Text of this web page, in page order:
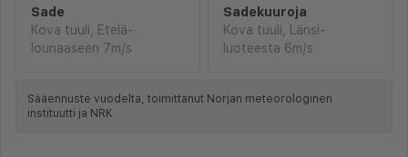
Sade
Kova tuuli, Etelä-
lounaaseen 7m/s
Sadekuuroja
Kova tuuli, Länsi-
luoteesta 6m/s
Sääennuste vuodelta, toimittanut Norjan meteorologinen
instituutti ja NRK